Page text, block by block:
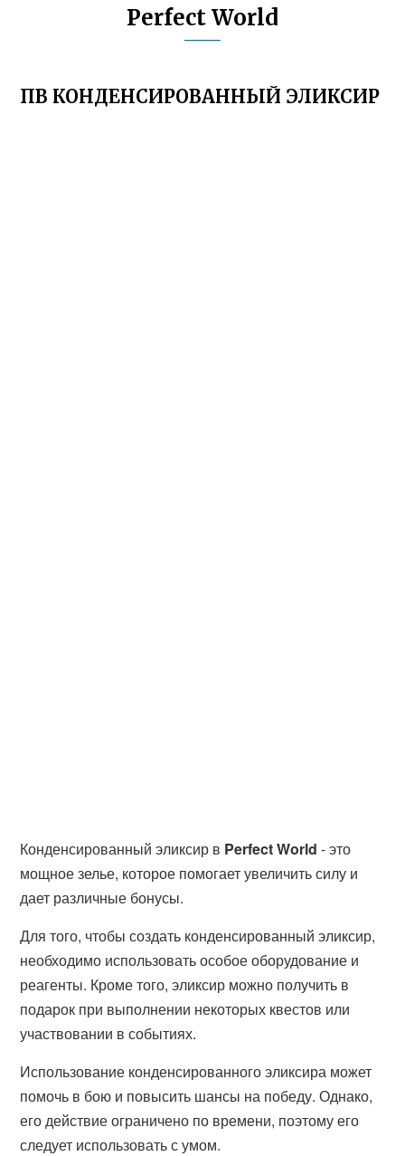
Perfect World
ПВ КОНДЕНСИРОВАННЫЙ ЭЛИКСИР
Конденсированный эликсир в Perfect World - это
мощное зелье, которое помогает увеличить силу и
дает различные бонусы.
Для того, чтобы создать конденсированный эликсир,
необходимо использовать особое оборудование и
реагенты. Кроме того, эликсир можно получить в
подарок при выполнении некоторых квестов или
участвовании в событиях.
Использование конденсированного эликсира может
помочь в бою и повысить шансы на победу. Однако,
его действие ограничено по времени, поэтому его
следует использовать с умом.